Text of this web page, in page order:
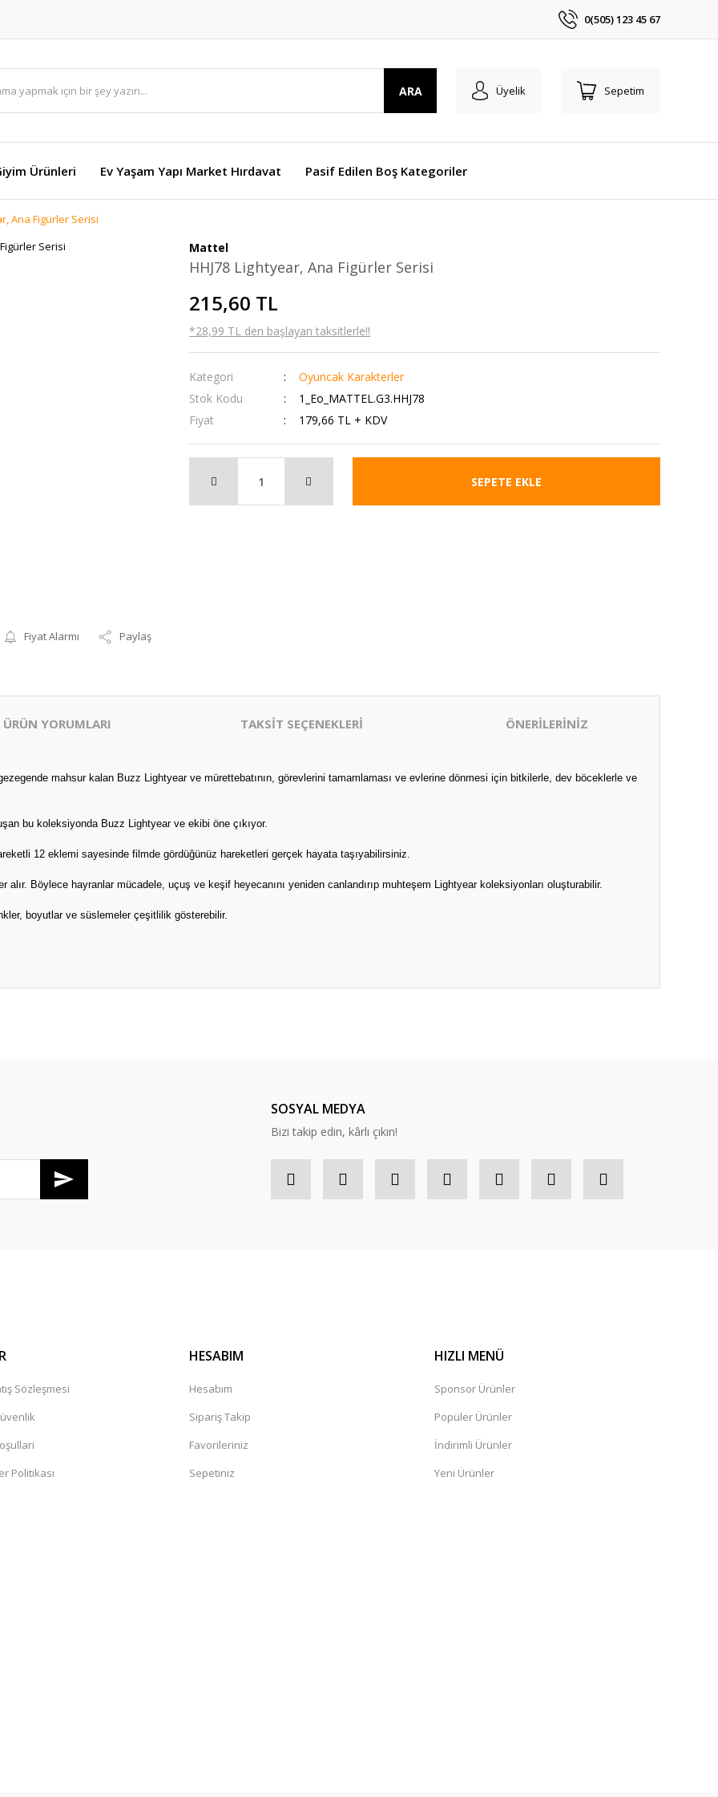
0(505) 123 45 67
ARA Üyelik Sepetim
Ürünleri Ev Yaşam Yapı Market Hırdavat Pasif Edilen Boş Kategoriler
Ana Figürler Serisi
Fiyat Alarmı Paylaş
Mattel
HHJ78 Lightyear, Ana Figürler Serisi
215,60 TL
*28,99 TL den başlayan taksitlerle!!
Kategori
Oyuncak Karakterler
Stok Kodu
1_Eo_MATTEL.G3.HHJ78
Fiyat
179,66 TL + KDV
SEPETE EKLE
ÜRÜN YORUMLARI TAKSİT SEÇENEKLERİ ÖNERİLERİNİZ
mahsur kalan Buzz Lightyear ve mürettebatının, görevlerini tamamlaması ve evlerine dönmesi için bitkilerle, dev böceklerle ve
bu koleksiyonda Buzz Lightyear ve ekibi öne çıkıyor.
12 eklemi sayesinde filmde gördüğünüz hareketleri gerçek hayata taşıyabilirsiniz.
alır. Böylece hayranlar mücadele, uçuş ve keşif heyecanını yeniden canlandırıp muhteşem Lightyear koleksiyonları oluşturabilir.
boyutlar ve süslemeler çeşitlilik gösterebilir.
SOSYAL MEDYA
Bizi takip edin, kârlı çıkın!
Sözleşmesi
Politikası
HESABIM
Hesabım
Sipariş Takip
Favorileriniz
Sepetiniz
HIZLI MENÜ
Sponsor Ürünler
Popüler Ürünler
İndirimli Ürünler
Yeni Ürünler